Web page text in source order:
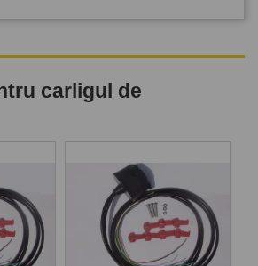
carligul de